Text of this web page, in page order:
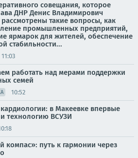
совещания, которое
ДНР Денис Владимирович
такие вопросы, как
промышленных предприятий,
ярмарок для жителей, обеспечение
стабильности...
11:03
работать над мерами поддержки
семей
10:52
в Макеевке впервые
технологию ВСУЗИ
компас»: путь к гармонии через